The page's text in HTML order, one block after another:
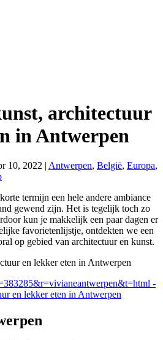
architectuur
in Antwerpen
10, 2022 | Antwerpen, België, Europa,
termijn een hele andere ambiance
gewend zijn. Het is tegelijk toch zo
kun je makkelijk een paar dagen er
favorietenlijstje, ontdekten we een
op gebied van architectuur en kunst.